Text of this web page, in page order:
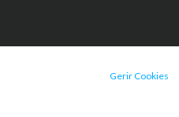
Gerir Cookies